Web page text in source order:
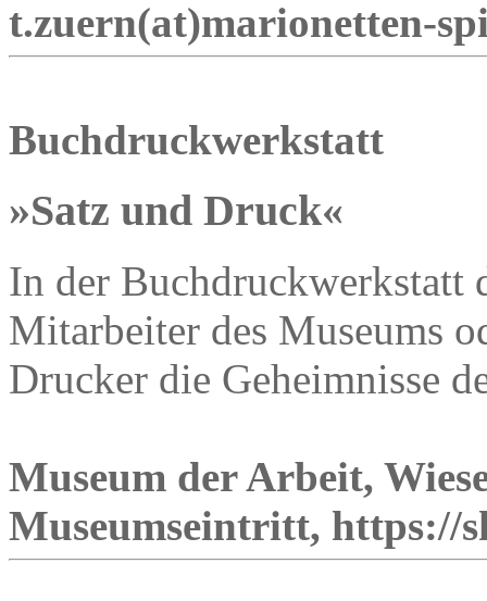
t.zuern(at)marionetten-
Buchdruckwerkstatt
»Satz und Druck«
In der Buchdruckwerkstatt
Mitarbeiter des Museums
Drucker die Geheimnisse
Museum der Arbeit,
Museumseintritt, https://